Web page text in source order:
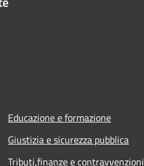
Educazione e formazione
Giustizia e sicurezza pubblica
Tributi,finanze e contravvenzioni